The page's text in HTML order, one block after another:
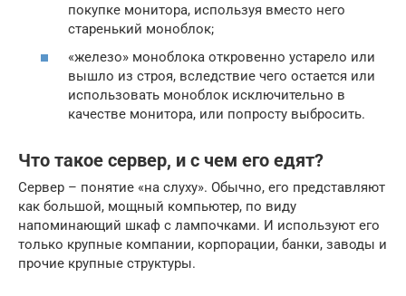
покупке монитора, используя вместо него
старенький моноблок;
«железо» моноблока откровенно устарело или
вышло из строя, вследствие чего остается или
использовать моноблок исключительно в
качестве монитора, или попросту выбросить.
Что такое сервер, и с чем его едят?
Сервер – понятие «на слуху». Обычно, его представляют
как большой, мощный компьютер, по виду
напоминающий шкаф с лампочками. И используют его
только крупные компании, корпорации, банки, заводы и
прочие крупные структуры.